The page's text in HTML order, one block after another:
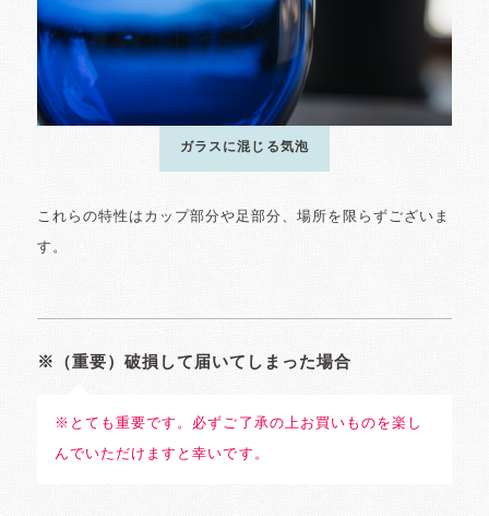
ガラスに混じる気泡
これらの特性はカップ部分や足部分、場所を限らずございま
す。
※（重要）破損して届いてしまった場合
※とても重要です。必ずご了承の上お買いものを楽し
んでいただけますと幸いです。